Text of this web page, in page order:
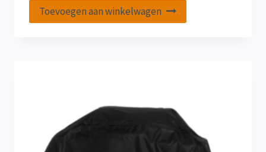
Toevoegen aan winkelwagen